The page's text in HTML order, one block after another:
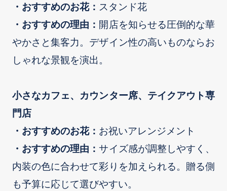
・おすすめのお花： スタンド花
・おすすめの理由： 開店を知らせる圧倒的な華
やかさと集客力。デザイン性の高いものならお
しゃれな景観を演出。
小さなカフェ、カウンター席、テイクアウト専
門店
・おすすめのお花： お祝いアレンジメント
・おすすめの理由：サイズ感が調整しやすく、
内装の色に合わせて彩りを加えられる。贈る側
も予算に応じて選びやすい。